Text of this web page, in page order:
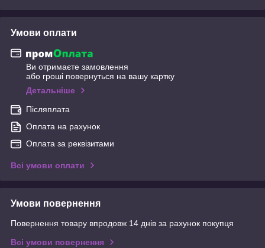
Умови оплати
Ви отримаєте замовлення
або гроші повернуться на вашу картку
Детальніше
Післяплата
Оплата на рахунок
Оплата за реквізитами
Всі умови оплати
Умови повернення
Повернення товару впродовж 14 днів за рахунок покупця
Всі умови повернення